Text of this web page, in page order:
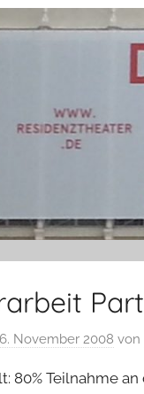
November 2008 von
80% Teilnahme